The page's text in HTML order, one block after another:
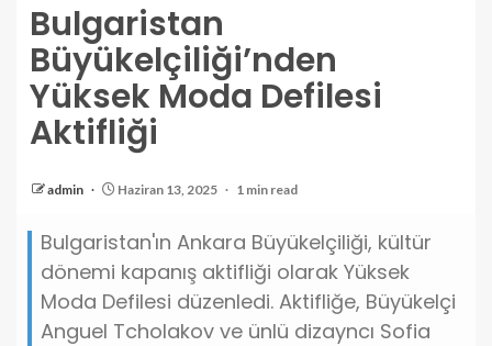
Bulgaristan
Büyükelçiliği’nden
Yüksek Moda Defilesi
Aktifliği
admin Haziran 13, 2025 1 min read
Bulgaristan'ın Ankara Büyükelçiliği, kültür
dönemi kapanış aktifliği olarak Yüksek
Moda Defilesi düzenledi. Aktifliğe, Büyükelçi
Anguel Tcholakov ve ünlü dizayncı Sofia